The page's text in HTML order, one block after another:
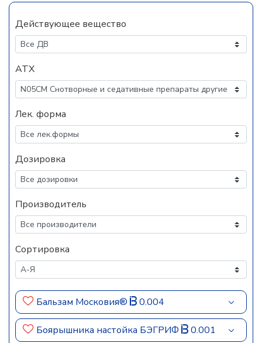
Действующее вещество
АТХ
Лек. форма
Дозировка
Производитель
Сортировка
Бальзам Московия® 0.004
Боярышника настойка БЭГРИФ 0.001